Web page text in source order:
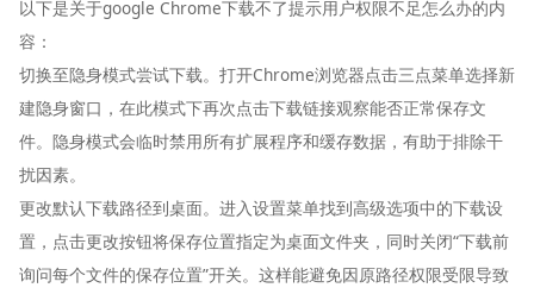
以下是关于google Chrome下载不了提示用户权限不足怎么办的内
容：
切换至隐身模式尝试下载。打开Chrome浏览器点击三点菜单选择新
建隐身窗口，在此模式下再次点击下载链接观察能否正常保存文
件。隐身模式会临时禁用所有扩展程序和缓存数据，有助于排除干
扰因素。
更改默认下载路径到桌面。进入设置菜单找到高级选项中的下载设
置，点击更改按钮将保存位置指定为桌面文件夹，同时关闭“下载前
询问每个文件的保存位置”开关。这样能避免因原路径权限受限导致